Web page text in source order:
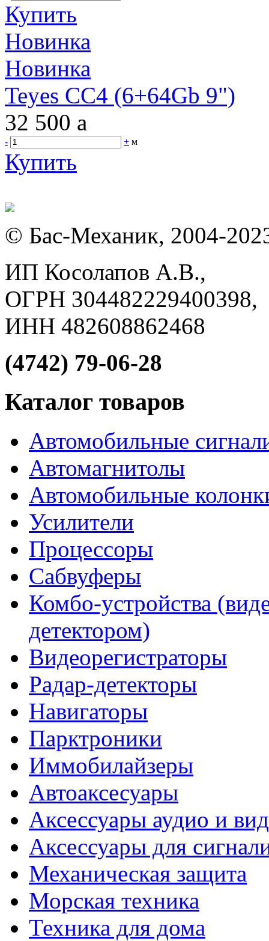
Купить
Новинка
Новинка
Teyes CC4 (6+64Gb 9")
32 500 a
- + м
Купить
© Бас-Механик, 2004-
ИП Косолапов А.В.,
ОГРН 304482229400398,
ИНН 482608862468
(4742) 79-06-28
Каталог товаров
Автомобильные
Автомагнитолы
Автомобильные
Усилители
Процессоры
Сабвуферы
Комбо-устройства
детектором)
Видеорегистраторы
Радар-детекторы
Навигаторы
Парктроники
Иммобилайзеры
Автоаксесуары
Аксессуары аудио и
Аксессуары для
Механическая защита
Морская техника
Техника для дома